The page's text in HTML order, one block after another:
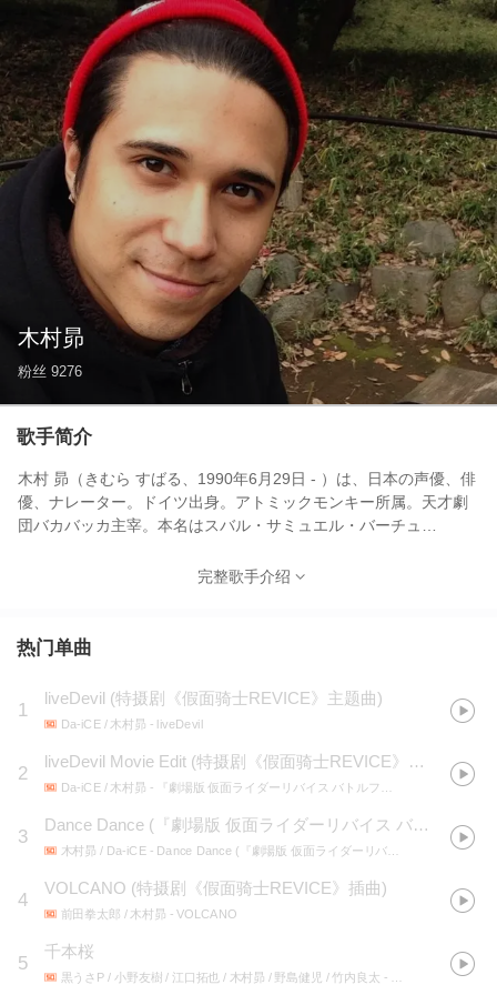
木村昴
粉丝 9276
歌手简介
木村 昴（きむら すばる、1990年6月29日 - ）は、日本の声優、俳
優、ナレーター。ドイツ出身。アトミックモンキー所属。天才劇
団バカバッカ主宰。本名はスバル・サミュエル・バーチュ
総合高等学校卒業、亜細亜大学中退。
完整歌手介绍
热门单曲
1
liveDevil (特摄剧《假面骑士REVICE》主题曲)
Da-iCE / 木村昴 - liveDevil
2
liveDevil Movie Edit (特摄剧《假面骑士REVICE》主题曲 )
Da-iCE / 木村昴 - 『劇場版 仮面ライダーリバイス バトルファミリア』 オリジナル サウンドトラック
3
Dance Dance (『劇場版 仮面ライダーリバイス バトルファミリア』主題歌)
木村昴 / Da-iCE- Dance Dance (『劇場版 仮面ライダーリバイス バトルファミリア』主題歌)
4
VOLCANO (特摄剧《假面骑士REVICE》插曲)
前田拳太郎 / 木村昴 - VOLCANO
5
千本桜
黒うさP / 小野友樹 / 江口拓也 / 木村昴 / 野島健児 / 竹内良太 - EXIT TUNES PRESENTS ACTORS3 (限定盤)